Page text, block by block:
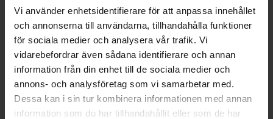
Vi använder enhetsidentifierare för att anpassa innehållet
och annonserna till användarna, tillhandahålla funktioner
för sociala medier och analysera vår trafik. Vi
vidarebefordrar även sådana identifierare och annan
information från din enhet till de sociala medier och
annons- och analysföretag som vi samarbetar med.
Dessa kan i sin tur kombinera informationen med annan
information som du har tillhandahållit eller som de har
8712836971806
Allmän information
Färg:
Svart
Produktgrupp:
El element
Funktioner och egenskaper